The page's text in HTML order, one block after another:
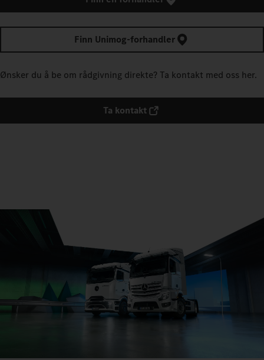
Finn Unimog-forhandler
Ønsker du å be om rådgivning direkte? Ta kontakt med oss her.
Ta kontakt